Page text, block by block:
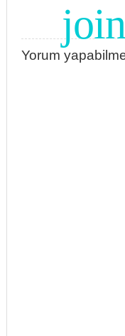
Yorum